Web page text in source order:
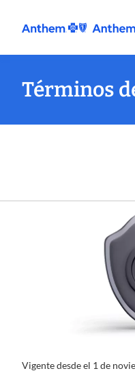
Términos
Vigente desde el 1 de